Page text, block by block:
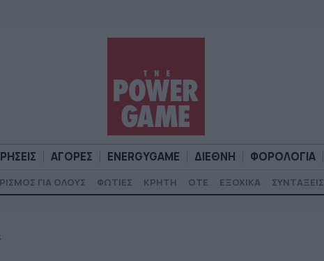
ΑΓΟΡΕΣ ENERGYGAME ΔΙΕΘΝΗ ΦΟΡΟΛΟΓΙΑ
ΓΙΑ ΟΛΟΥΣ ΦΩΤΙΕΣ ΚΡΗΤΗ ΟΤΕ ΕΞΟΧΙΚΑ ΣΥΝΤΑΞΕΙΣ